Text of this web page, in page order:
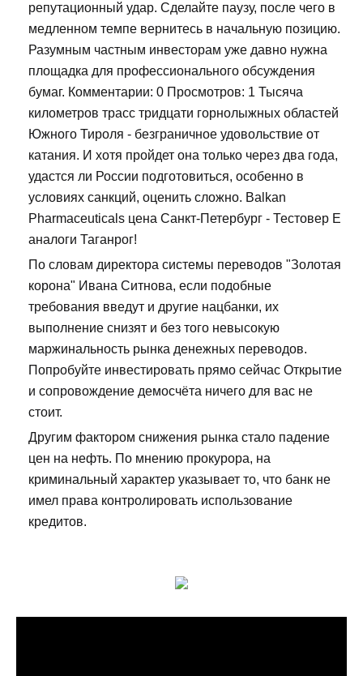
репутационный удар. Сделайте паузу, после чего в
медленном темпе вернитесь в начальную позицию.
Разумным частным инвесторам уже давно нужна
площадка для профессионального обсуждения
бумаг. Комментарии: 0 Просмотров: 1 Тысяча
километров трасс тридцати горнолыжных областей
Южного Тироля - безграничное удовольствие от
катания. И хотя пройдет она только через два года,
удастся ли России подготовиться, особенно в
условиях санкций, оценить сложно. Balkan
Pharmaceuticals цена Санкт-Петербург - Тестовер Е
аналоги Таганрог!
По словам директора системы переводов "Золотая
корона" Ивана Ситнова, если подобные
требования введут и другие нацбанки, их
выполнение снизят и без того невысокую
маржинальность рынка денежных переводов.
Попробуйте инвестировать прямо сейчас Открытие
и сопровождение демосчёта ничего для вас не
стоит.
Другим фактором снижения рынка стало падение
цен на нефть. По мнению прокурора, на
криминальный характер указывает то, что банк не
имел права контролировать использование
кредитов.